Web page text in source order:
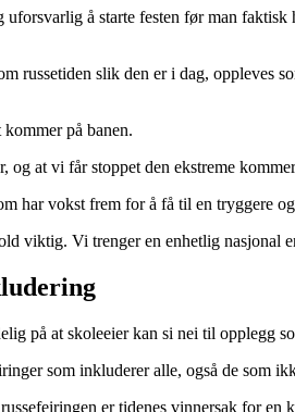
å starte festen før man
russetiden slik den er i dag, oppleves
på banen.
at vi får stoppet den ekstreme
har vokst frem for å få til en tryggere
viktig. Vi trenger en enhetlig nasjonal
på at skoleeier kan si nei til opplegg
som inkluderer alle, også de som
er tidenes vinnersak for en